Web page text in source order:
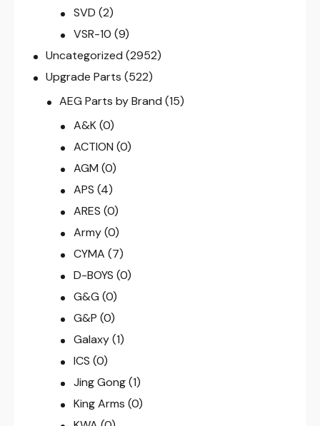
SVD (2)
VSR-10 (9)
Uncategorized (2952)
Upgrade Parts (522)
AEG Parts by Brand (15)
A&K (0)
ACTION (0)
AGM (0)
APS (4)
ARES (0)
Army (0)
CYMA (7)
D-BOYS (0)
G&G (0)
G&P (0)
Galaxy (1)
ICS (0)
Jing Gong (1)
King Arms (0)